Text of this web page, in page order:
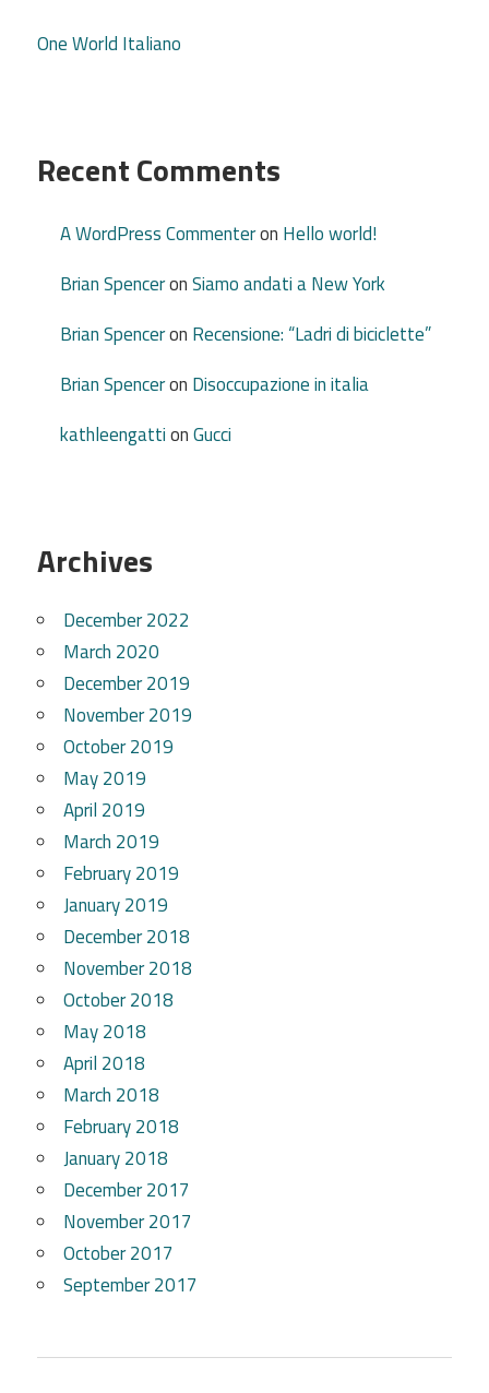
One World Italiano
Recent Comments
A WordPress Commenteron Hello world!
Brian SpenceronSiamo andati a New York
Brian Spenceron Recensione: “Ladri di biciclette”
Brian Spenceron Disoccupazione in italia
kathleengattionGucci
Archives
December 2022
March 2020
December 2019
November 2019
October 2019
May 2019
April 2019
March 2019
February 2019
January 2019
December 2018
November 2018
October 2018
May 2018
April 2018
March 2018
February 2018
January 2018
December 2017
November 2017
October 2017
September 2017